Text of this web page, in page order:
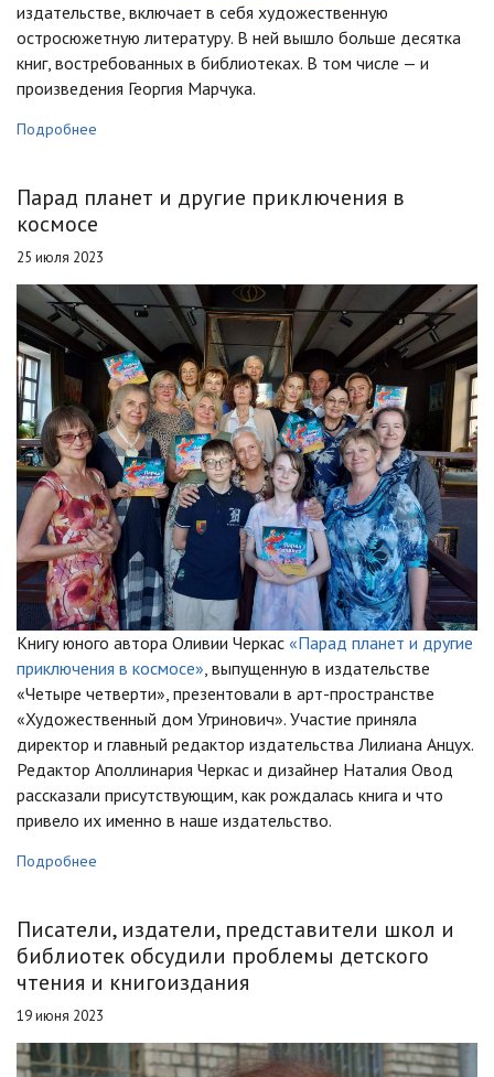
издательстве, включает в себя художественную
остросюжетную литературу. В ней вышло больше десятка
книг, востребованных в библиотеках. В том числе — и
произведения Георгия Марчука.
Подробнее
Парад планет и другие приключения в
космосе
25 июля 2023
Книгу юного автора Оливии Черкас «Парад планет и другие
приключения в космосе» , выпущенную в издательстве
«Четыре четверти», презентовали в арт-пространстве
«Художественный дом Угринович». Участие приняла
директор и главный редактор издательства Лилиана Анцух.
Редактор Аполлинария Черкас и дизайнер Наталия Овод
рассказали присутствующим, как рождалась книга и что
привело их именно в наше издательство.
Подробнее
Писатели, издатели, представители школ и
библиотек обсудили проблемы детского
чтения и книгоиздания
19 июня 2023